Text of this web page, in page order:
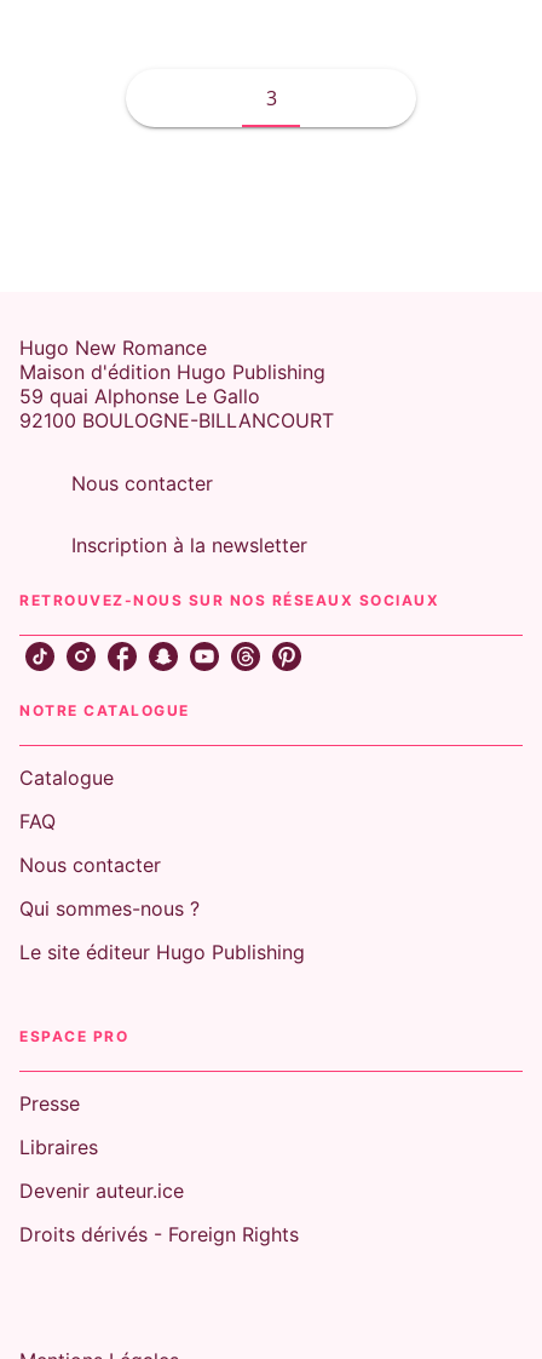
3
Hugo New Romance
Maison d'édition Hugo Publishing
59 quai Alphonse Le Gallo
92100 BOULOGNE-BILLANCOURT
Nous contacter
Inscription à la newsletter
RETROUVEZ-NOUS SUR NOS RÉSEAUX SOCIAUX
NOTRE CATALOGUE
Catalogue
FAQ
Nous contacter
Qui sommes-nous ?
Le site éditeur Hugo Publishing
ESPACE PRO
Presse
Libraires
Devenir auteur.ice
Droits dérivés - Foreign Rights